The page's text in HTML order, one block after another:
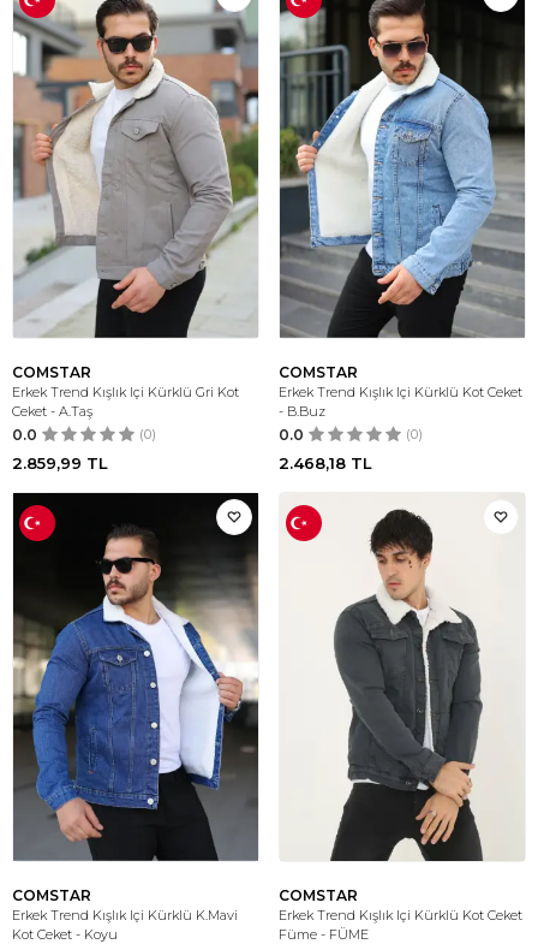
COMSTAR
Erkek Trend Kışlık Içi Kürklü Gri Kot
Ceket - A.Taş
0.0 (0)
2.859,99 TL
COMSTAR
Erkek Trend Kışlık Içi Kürklü Kot Ceket
- B.Buz
0.0 (0)
2.468,18 TL
COMSTAR
Erkek Trend Kışlık Içi Kürklü K.Mavi
Kot Ceket - Koyu
COMSTAR
Erkek Trend Kışlık Içi Kürklü Kot Ceket
Füme - FÜME